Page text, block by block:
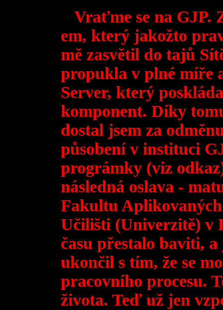
Vraťme se na GJP.
em, který jakožto
mě zasvětil do tajů
propukla v plné míře
Server, který
komponent. Díky
dostal jsem za
působení v instituci
prográmky (viz
následná oslava -
Fakultu
Učilišti (Univerzitě) v
času přestalo baviti,
ukončil s tím, že se
pracovního procesu.
života. Teď už jen